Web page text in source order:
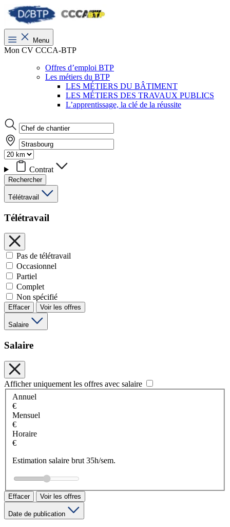
Menu
Mon CV CCCA-BTP
Offres d’emploi BTP
Les métiers du BTP
LES MÉTIERS DU BÂTIMENT
LES MÉTIERS DES TRAVAUX PUBLICS
L’apprentissage, la clé de la réussite
Contrat
Rechercher
Télétravail
Télétravail
Pas de télétravail
Occasionnel
Partiel
Complet
Non spécifié
Effacer Voir les offres
Salaire
Salaire
Afficher uniquement les offres avec salaire
Annuel
€
Mensuel
€
Horaire
€
Estimation salaire brut 35h/sem.
Effacer Voir les offres
Date de publication